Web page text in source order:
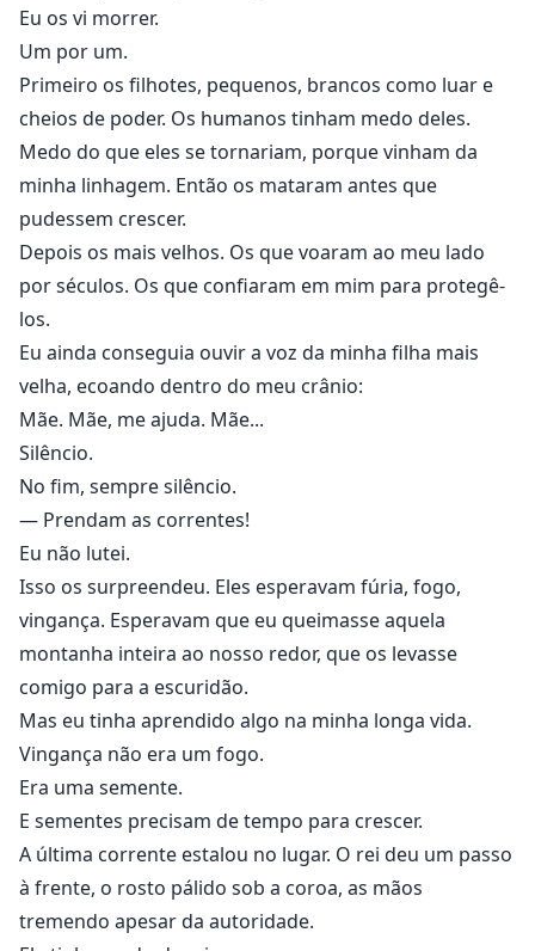
Eu os vi morrer.
Um por um.
Primeiro os filhotes, pequenos, brancos como luar e
cheios de poder. Os humanos tinham medo deles.
Medo do que eles se tornariam, porque vinham da
minha linhagem. Então os mataram antes que
pudessem crescer.
Depois os mais velhos. Os que voaram ao meu lado
por séculos. Os que confiaram em mim para protegê-
los.
Eu ainda conseguia ouvir a voz da minha filha mais
velha, ecoando dentro do meu crânio:
Mãe. Mãe, me ajuda. Mãe...
Silêncio.
No fim, sempre silêncio.
— Prendam as correntes!
Eu não lutei.
Isso os surpreendeu. Eles esperavam fúria, fogo,
vingança. Esperavam que eu queimasse aquela
montanha inteira ao nosso redor, que os levasse
comigo para a escuridão.
Mas eu tinha aprendido algo na minha longa vida.
Vingança não era um fogo.
Era uma semente.
E sementes precisam de tempo para crescer.
A última corrente estalou no lugar. O rei deu um passo
à frente, o rosto pálido sob a coroa, as mãos
tremendo apesar da autoridade.